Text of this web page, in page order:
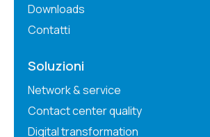
Downloads
Contatti
Soluzioni
Network & service
Contact center quality
Digital transformation